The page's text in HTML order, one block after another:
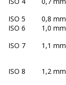
ISO 5
0,8 mm
ISO 6
1,0 mm
ISO 7
1,1 mm
ISO 8
1,2 mm